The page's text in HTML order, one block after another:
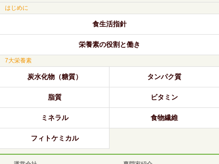
はじめに
食生活指針
栄養素の役割と働き
7大栄養素
炭水化物（糖質） タンパク質
脂質 ビタミン
ミネラル 食物繊維
フィトケミカル